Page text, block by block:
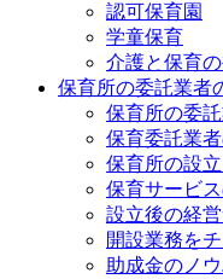
認可保育園
学童保育
介護と保育
保育所の委託業者
保育所の委
保育委託業
保育所の設
保育サービ
設立後の経
開設業務を
助成金のノ